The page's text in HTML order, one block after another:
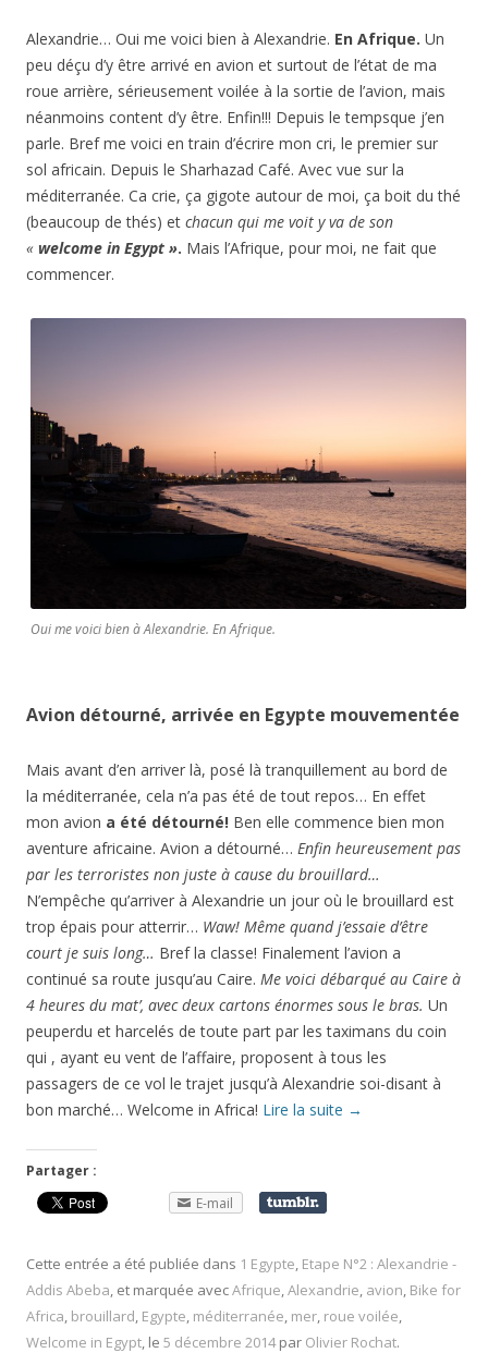
Alexandrie… Oui me voici bien à Alexandrie. En Afrique. Un
peu déçu d’y être arrivé en avion et surtout de l’état de ma
roue arrière, sérieusement voilée à la sortie de l’avion, mais
néanmoins content d’y être. Enfin!!! Depuis le tempsque j’en
parle. Bref me voici en train d’écrire mon cri, le premier sur
sol africain. Depuis le Sharhazad Café. Avec vue sur la
méditerranée. Ca crie, ça gigote autour de moi, ça boit du thé
(beaucoup de thés) et chacun qui me voit y va de son
« welcome in Egypt ». Mais l’Afrique, pour moi, ne fait que
commencer.
Oui me voici bien à Alexandrie. En Afrique.
Avion détourné, arrivée en Egypte mouvementée
Mais avant d’en arriver là, posé là tranquillement au bord de
la méditerranée, cela n’a pas été de tout repos… En effet
mon avion a été détourné! Ben elle commence bien mon
aventure africaine. Avion a détourné… Enfin heureusement pas
par les terroristes non juste à cause du brouillard…
N’empêche qu’arriver à Alexandrie un jour où le brouillard est
trop épais pour atterrir… Waw! Même quand j’essaie d’être
court je suis long… Bref la classe! Finalement l’avion a
continué sa route jusqu’au Caire. Me voici débarqué au Caire à
4 heures du mat’, avec deux cartons énormes sous le bras. Un
peuperdu et harcelés de toute part par les taximans du coin
qui , ayant eu vent de l’affaire, proposent à tous les
passagers de ce vol le trajet jusqu’à Alexandrie soi-disant à
bon marché… Welcome in Africa! Lire la suite →
Partager :
E-mail
Cette entrée a été publiée dans 1 Egypte, Etape N°2 : Alexandrie -
Addis Abeba, et marquée avecAfrique,Alexandrie, avion, Bike for
Africa, brouillard, Egypte, méditerranée, mer, roue voilée,
Welcome in Egypt, le 5 décembre 2014 par Olivier Rochat.